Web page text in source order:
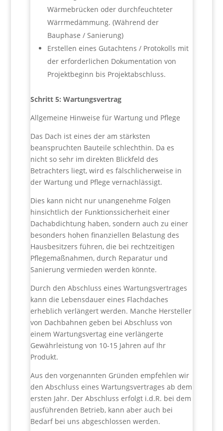
Wärmebrücken oder durchfeuchteter
Wärrmedämmung. (Während der
Bauphase / Sanierung)
Erstellen eines Gutachtens / Protokolls mit
der erforderlichen Dokumentation von
Projektbeginn bis Projektabschluss.
Schritt 5: Wartungsvertrag
Allgemeine Hinweise für Wartung und Pflege
Das Dach ist eines der am stärksten
beanspruchten Bauteile schlechthin. Da es
nicht so sehr im direkten Blickfeld des
Betrachters liegt, wird es fälschlicherweise in
der Wartung und Pflege vernachlässigt.
Dies kann nicht nur unangenehme Folgen
hinsichtlich der Funktionssicherheit einer
Dachabdichtung haben, sondern auch zu einer
besonders hohen finanziellen Belastung des
Hausbesitzers führen, die bei rechtzeitigen
Pflegemaßnahmen, durch Reparatur und
Sanierung vermieden werden könnte.
Durch den Abschluss eines Wartungsvertrages
kann die Lebensdauer eines Flachdaches
erheblich verlängert werden. Manche Hersteller
von Dachbahnen geben bei Abschluss von
einem Wartungsvertag eine verlängerte
Gewährleistung von 10-15 Jahren auf Ihr
Produkt.
Aus den vorgenannten Gründen empfehlen wir
den Abschluss eines Wartungsvertrages ab dem
ersten Jahr. Der Abschluss erfolgt i.d.R. bei dem
ausführenden Betrieb, kann aber auch bei
Bedarf bei uns abgeschlossen werden.